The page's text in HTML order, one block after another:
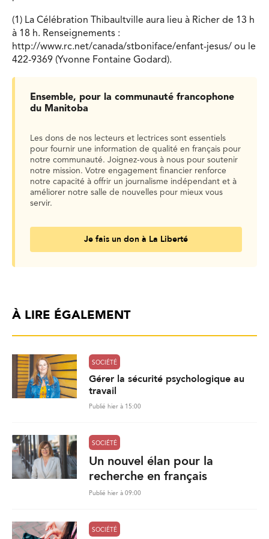
(1) La Célébration Thibaultville aura lieu à Richer de 13 h
à 18 h. Renseignements :
http://www.rc.net/canada/stboniface/enfant-jesus/ ou le
422-9369 (Yvonne Fontaine Godard).
Ensemble, pour la communauté francophone
du Manitoba
Les dons de nos lecteurs et lectrices sont essentiels
pour fournir une information de qualité en français pour
notre communauté. Joignez-vous à nous pour soutenir
notre mission. Votre engagement financier renforce
notre capacité à offrir un journalisme indépendant et à
améliorer notre salle de nouvelles pour mieux vous
servir.
Je fais un don à La Liberté
À LIRE ÉGALEMENT
SOCIÉTÉ
Gérer la sécurité psychologique au
travail
Publié hier à 15:00
SOCIÉTÉ
Un nouvel élan pour la
recherche en français
Publié hier à 09:00
SOCIÉTÉ